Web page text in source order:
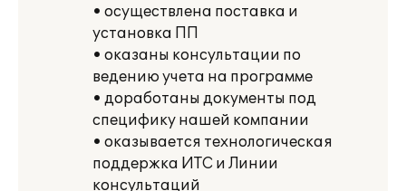
• осуществлена поставка и
установка ПП
• оказаны консультации по
ведению учета на программе
• доработаны документы под
специфику нашей компании
• оказывается технологическая
поддержка ИТС и Линии
консультаций